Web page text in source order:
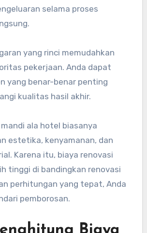
selama proses
yang rinci memudahkan
pekerjaan. Anda dapat
yang benar-benar penting
kualitas hasil akhir.
ala hotel biasanya
estetika, kenyamanan, dan
Karena itu, biaya renovasi
tinggi di bandingkan renovasi
perhitungan yang tepat, Anda
pemborosan.